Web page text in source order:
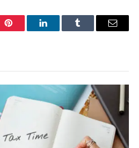
Pinterest LinkedInTumblr Email